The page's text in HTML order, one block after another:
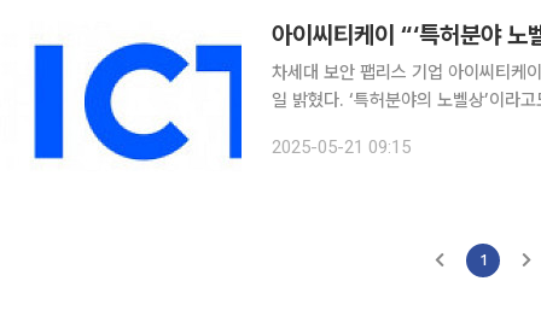
차세대 보안 팹리스 기업 아이씨티
일 밝혔다. ‘특허분야의 노벨상’이라고도 불리는 WIPO 글로벌 어워드는 유엔 산하인 세계지적재산
용해 사회적, 경제적 가치를 창출한
2025-05-21 09:15
1